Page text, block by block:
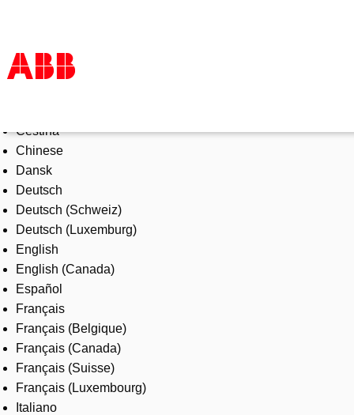
Products & Solutions
Industries
Services
About us
Where to buy
Contact us
Careers
Čeština
Chinese
Dansk
Deutsch
Deutsch (Schweiz)
Deutsch (Luxemburg)
English
English (Canada)
Español
Français
Français (Belgique)
Français (Canada)
Français (Suisse)
Français (Luxembourg)
Italiano